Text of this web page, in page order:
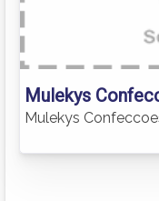
Mulekys
Mulekys